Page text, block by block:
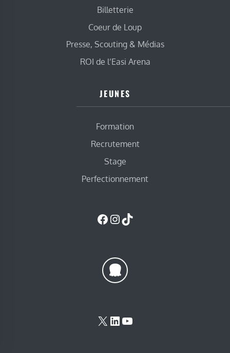
Billetterie
Coeur de Loup
Presse, Scouting & Médias
ROI de l’Easi Arena
JEUNES
Formation
Recrutement
Stage
Perfectionnement
Facebook
Instagram
TikTok
X LinkedIn
YouTube